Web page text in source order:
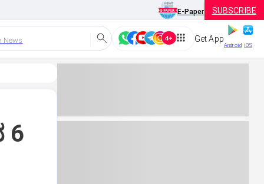
E-Paper SUBSCRIBE
News Get App
Android iOS
6